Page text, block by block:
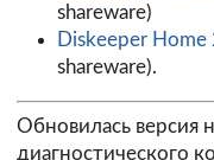
shareware)
Diskeeper
shareware).
Обновилась версия
диагностического